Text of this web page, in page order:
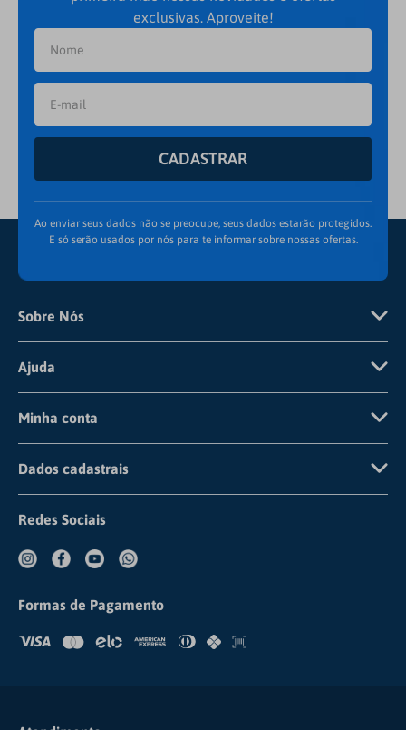
exclusivas. Aproveite!
CADASTRAR
Ao enviar seus dados não se preocupe, seus dados estarão protegidos.
E só serão usados por nós para te informar sobre nossas ofertas.
Sobre Nós
Pagamento
Institucional
Compliance
Ajuda
Trocas e Devoluções
Minha conta
Fazer Login
Dados cadastrais
Redes Sociais
Formas de Pagamento